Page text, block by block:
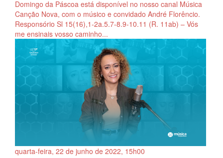
Domingo da Páscoa está disponível no nosso canal Música
Canção Nova, com o músico e convidado André Florêncio.
Responsório Sl 15(16),1-2a.5.7-8.9-10.11 (R. 11ab) – Vós
me ensinais vosso caminho...
quarta-feira, 22 de junho de 2022, 15h00